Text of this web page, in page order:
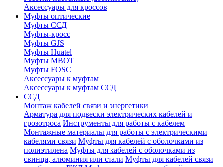
Аксессуары для кроссов
Муфты оптические
Муфты ССД
Муфты-кросс
Муфты GJS
Муфты Huatel
Муфты МВОТ
Муфты FOSC
Аксессуары к муфтам
Аксессуары к муфтам ССД
ССД
Монтаж кабелей связи и энергетики
Арматура для подвески электрических кабелей и
грозотроса Инструменты для работы с кабелем
Монтажные материалы для работы с электрическими
кабелями связи Муфты для кабелей с оболочками из
полиэтилена Муфты для кабелей с оболочками из
свинца, алюминия или стали Муфты для кабелей связи